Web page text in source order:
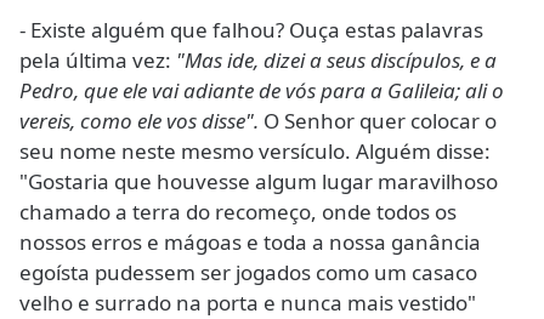
- Existe alguém que falhou? Ouça estas palavras
pela última vez: "Mas ide, dizei a seus discípulos, e a
Pedro, que ele vai adiante de vós para a Galileia; ali o
vereis, como ele vos disse". O Senhor quer colocar o
seu nome neste mesmo versículo. Alguém disse:
"Gostaria que houvesse algum lugar maravilhoso
chamado a terra do recomeço, onde todos os
nossos erros e mágoas e toda a nossa ganância
egoísta pudessem ser jogados como um casaco
velho e surrado na porta e nunca mais vestido"